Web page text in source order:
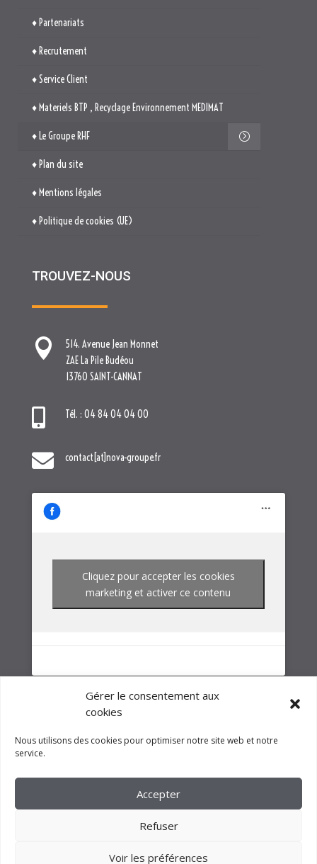
Gérer le consentement aux
cookies
Nous utilisons des cookies pour optimiser notre site web et notre
service.
Accepter
Refuser
Voir les préférences
♦ Le Groupe RHF
♦ Plan du site
♦ Mentions légales
♦ Politique de cookies (UE)
TROUVEZ-NOUS
514. Avenue Jean Monnet

 contact[at]nova-groupe.fr
Cliquez pour accepter les cookies